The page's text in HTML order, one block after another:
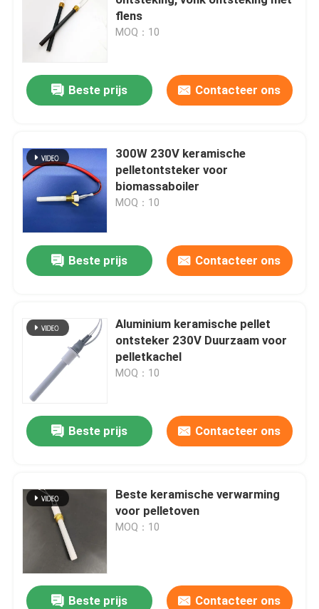
Keramische ontstekers
Siliciumnitrure-ontstekers
Keramische verwarmingsplaat
keramische ozongenerator
Commerciële ozonmachine
Draagbare ozonmachine
Hoogspanningsweerstand
flens
MOQ：10
Beste prijs Contacteer ons
300W 230V keramische
pelletontsteker voor
biomassaboiler
MOQ：10
Beste prijs Contacteer ons
Aluminium keramische pellet
ontsteker 230V Duurzaam voor
pelletkachel
MOQ：10
Beste prijs Contacteer ons
Beste keramische verwarming
voor pelletoven
MOQ：10
Beste prijs Contacteer ons